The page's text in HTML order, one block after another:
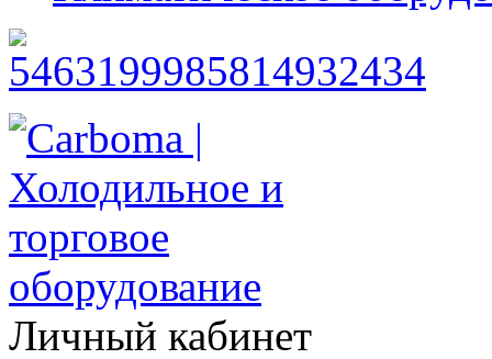
Личный кабинет